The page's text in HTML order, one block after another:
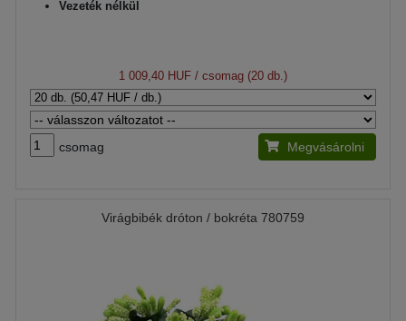
Vezeték nélkül
1 009,40 HUF / csomag (20 db.)
csomag Megvásárolni
Virágbibék dróton / bokréta 780759